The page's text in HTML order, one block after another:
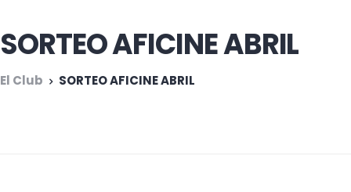
SORTEO AFICINE ABRIL
El Club SORTEO AFICINE ABRIL